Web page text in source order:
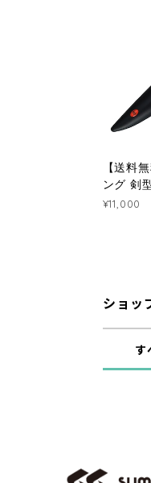
【送料
ング 剣
¥11,000
ショッ
す